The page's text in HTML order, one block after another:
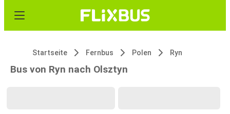
Startseite Fernbus Polen Ryn
Bus von Ryn nach Olsztyn